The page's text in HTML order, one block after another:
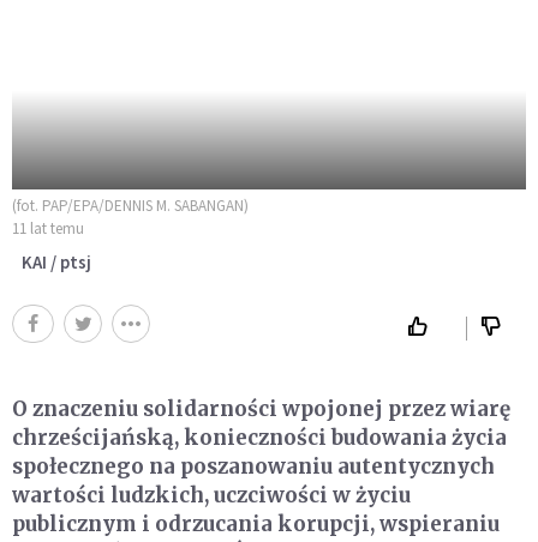
(fot. PAP/EPA/DENNIS M. SABANGAN)
11 lat temu
KAI / ptsj
O znaczeniu solidarności wpojonej przez wiarę
chrześcijańską, konieczności budowania życia
społecznego na poszanowaniu autentycznych
wartości ludzkich, uczciwości w życiu
publicznym i odrzucania korupcji, wspieraniu